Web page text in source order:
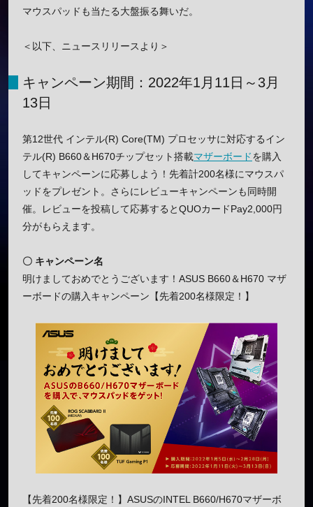
マウスパッドも当たる大盤振る舞いだ。
＜以下、ニュースリリースより＞
キャンペーン期間：2022年1月11日～3月
13日
第12世代 インテル(R) Core(TM) プロセッサに対応するイン
テル(R) B660＆H670チップセット搭載マザーボードを購入
してキャンペーンに応募しよう！先着計200名様にマウスパ
ッドをプレゼント。さらにレビューキャンペーンも同時開
催。レビューを投稿して応募するとQUOカードPay2,000円
分がもらえます。
〇 キャンペーン名
明けましておめでとうございます！ASUS B660＆H670 マザ
ーボードの購入キャンペーン【先着200名様限定！】
【先着200名様限定！】ASUSのINTEL B660/H670マザーボ